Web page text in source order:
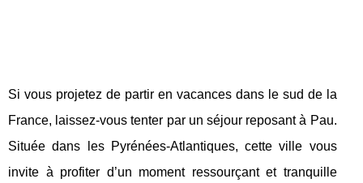
Si vous projetez de partir en vacances dans le sud de la
France, laissez-vous tenter par un séjour reposant à Pau.
Située dans les Pyrénées-Atlantiques, cette ville vous
invite à profiter d’un moment ressourçant et tranquille